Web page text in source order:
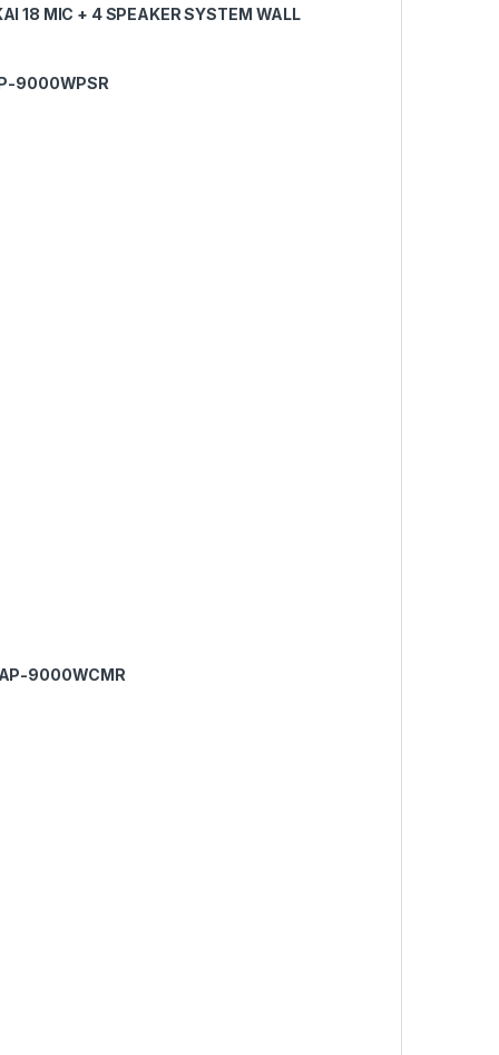
18 MIC + 4 SPEAKER SYSTEM WALL
9000WPSR
AP-9000WCMR